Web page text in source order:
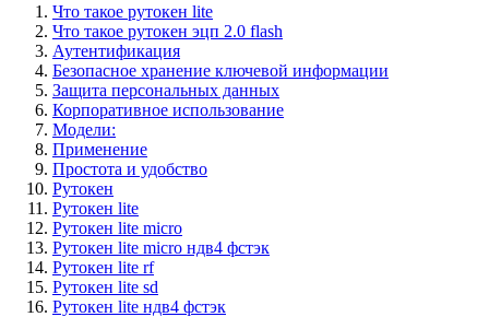
Что такое рутокен lite
Что такое рутокен эцп 2.0 flash
Аутентификация
Безопасное хранение ключевой информации
Защита персональных данных
Корпоративное использование
Модели:
Применение
Простота и удобство
Рутокен
Рутокен lite
Рутокен lite micro
Рутокен lite micro ндв4 фстэк
Рутокен lite rf
Рутокен lite sd
Рутокен lite ндв4 фстэк